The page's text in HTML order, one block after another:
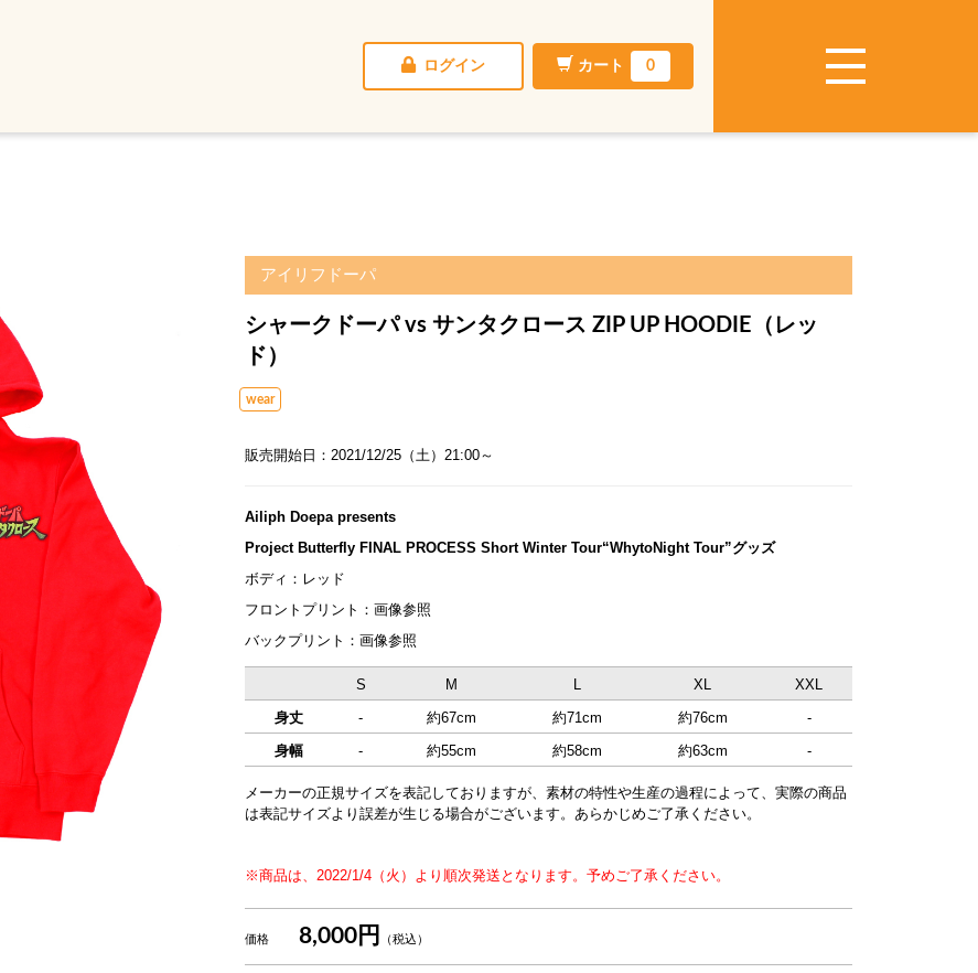
ログイン カート 0
アイリフドーパ
シャークドーパ vs サンタクロース ZIP UP HOODIE（レッ
ド）
wear
販売開始日：2021/12/25（土）21:00～
Ailiph Doepa presents
Project Butterfly FINAL PROCESS Short Winter Tour“WhytoNight Tour”グッズ
ボディ：レッド
フロントプリント：画像参照
バックプリント：画像参照
S M L XL
XXL
身丈
- 約67cm 約71cm 約76cm
-
身幅
- 約55cm 約58cm 約63cm -
メーカーの正規サイズを表記しておりますが、素材の特性や生産の過程によって、実際の商品
は表記サイズより誤差が生じる場合がございます。あらかじめご了承ください。
※商品は、2022/1/4（火）より順次発送となります。予めご了承ください。
価格 8,000円 （税込）